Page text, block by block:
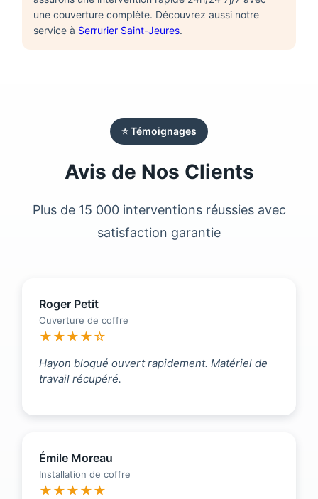
une couverture complète. Découvrez aussi notre
service à Serrurier Saint-Jeures.
⭐ Témoignages
Avis de Nos Clients
Plus de 15 000 interventions réussies avec
satisfaction garantie
Roger Petit
Ouverture de coffre
★★★★☆
Hayon bloqué ouvert rapidement. Matériel de
travail récupéré.
Émile Moreau
Installation de coffre
★★★★★